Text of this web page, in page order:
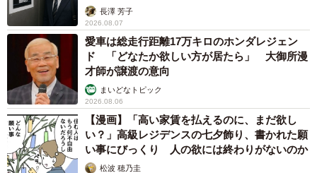
長澤 芳子
2026.08.07
愛車は総走行距離17万キロのホンダレジェン
ド 「どなたか欲しい方が居たら」 大御所漫
才師が譲渡の意向
まいどなトピック
2026.08.06
【漫画】「高い家賃を払えるのに、まだ欲し
い？」高級レジデンスの七夕飾り、書かれた願
い事にびっくり 人の欲には終わりがないのか
松波 穂乃圭